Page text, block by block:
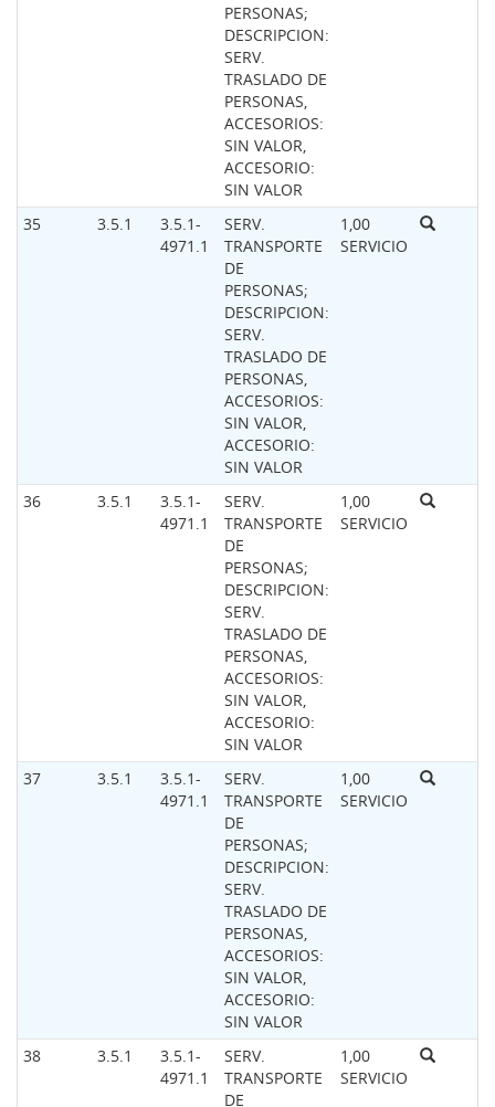
PERSONAS;
DESCRIPCION:
SERV.
TRASLADO DE
PERSONAS,
ACCESORIOS:
SIN VALOR,
ACCESORIO:
SIN VALOR
35
3.5.1
3.5.1-
4971.1
SERV.
TRANSPORTE
DE
PERSONAS;
DESCRIPCION:
SERV.
TRASLADO DE
PERSONAS,
ACCESORIOS:
SIN VALOR,
ACCESORIO:
SIN VALOR
1,00
SERVICIO
36 3.5.1
3.5.1-
4971.1
SERV.
TRANSPORTE
DE
PERSONAS;
DESCRIPCION:
SERV.
TRASLADO DE
PERSONAS,
ACCESORIOS:
SIN VALOR,
ACCESORIO:
SIN VALOR
1,00
SERVICIO
37 3.5.1
3.5.1-
4971.1
SERV.
TRANSPORTE
DE
PERSONAS;
DESCRIPCION:
SERV.
TRASLADO DE
PERSONAS,
ACCESORIOS:
SIN VALOR,
ACCESORIO:
SIN VALOR
1,00
SERVICIO
38 3.5.1
3.5.1-
4971.1
SERV.
TRANSPORTE
DE
1,00
SERVICIO